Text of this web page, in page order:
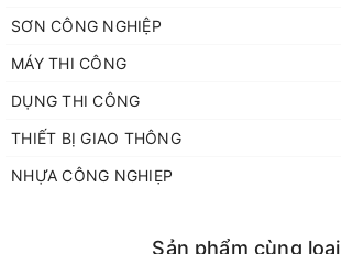
SƠN CÔNG NGHIỆP
MÁY THI CÔNG
DỤNG THI CÔNG
THIẾT BỊ GIAO THÔNG
NHỰA CÔNG NGHIẸP
Sản phẩm cùng loại